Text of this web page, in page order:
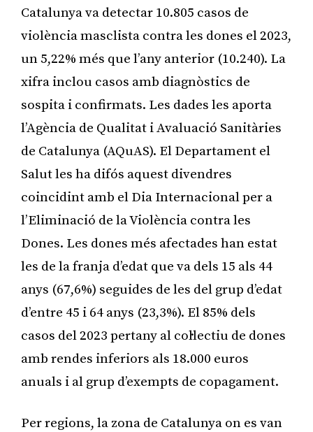
Catalunya va detectar 10.805 casos de
violència masclista contra les dones el 2023,
un 5,22% més que l’any anterior (10.240). La
xifra inclou casos amb diagnòstics de
sospita i confirmats. Les dades les aporta
l’Agència de Qualitat i Avaluació Sanitàries
de Catalunya (AQuAS). El Departament el
Salut les ha difós aquest divendres
coincidint amb el Dia Internacional per a
l’Eliminació de la Violència contra les
Dones. Les dones més afectades han estat
les de la franja d’edat que va dels 15 als 44
anys (67,6%) seguides de les del grup d’edat
d’entre 45 i 64 anys (23,3%). El 85% dels
casos del 2023 pertany al col·lectiu de dones
amb rendes inferiors als 18.000 euros
anuals i al grup d’exempts de copagament.
Per regions, la zona de Catalunya on es van